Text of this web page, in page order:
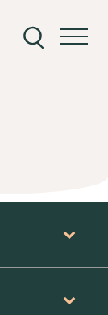
Zoeken